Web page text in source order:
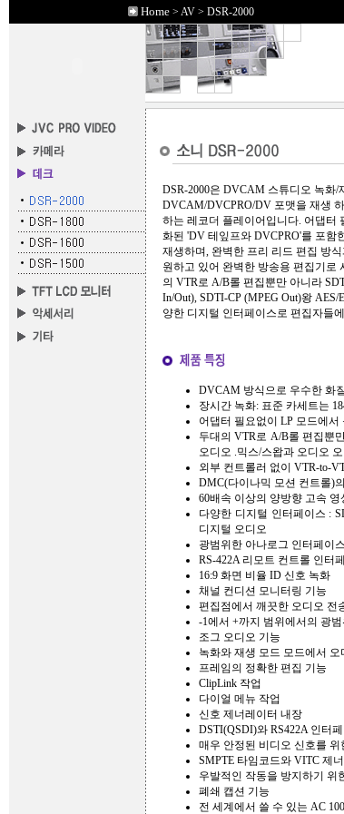
Home > AV > DSR-2000
DSR-2000은 DVCAM 스튜디오 녹화/
DVCAM/DVCPRO/DV 포맷을 재생
하는 레코더 플레이어입니다. 어댑터
화된 'DV 테잎프와 DVCPRO'를 포함
재생하며, 완벽한 프리 리드 편집 방
원하고 있어 완벽한 방송용 편집기로
의 VTR로 A/B롤 편집뿐만 아니라
In/Out), SDTI-CP (MPEG Out)왕
양한 디지털 인터페이스로 편집자들
DVCAM 방식으로 우수한 화질
장시간 녹화: 표준 카세트는
어댑터 필요없이 LP 모드에
두대의 VTR로 A/B롤 편집뿐
오디오 .믹스/스왑과 오디오
외부 컨트롤러 없이 VTR-to-
DMC(다이나믹 모션 컨트롤)
60배속 이상의 양방향 고속 영
다양한 디지털 인터페이스 :
디지털 오디오
광범위한 아나로그 인터페이
RS-422A 리모트 컨트롤 인터
16:9 화면 비율 ID 신호 녹화
채널 컨디션 모니터링 기능
편집점에서 깨끗한 오디오 전
-1에서 +까지 범위에서의 광
조그 오디오 기능
녹화와 재생 모드 모드에서 오
프레임의 정확한 편집 기능
ClipLink 작업
다이얼 메뉴 작업
신호 제너레이터 내장
DSTI(QSDI)와 RS422A 인터
매우 안정된 비디오 신호를 위
SMPTE 타임코드와 VITC 제
우발적인 작동을 방지하기 위
폐쇄 캡션 기능
전 세계에서 쓸 수 있는 AC